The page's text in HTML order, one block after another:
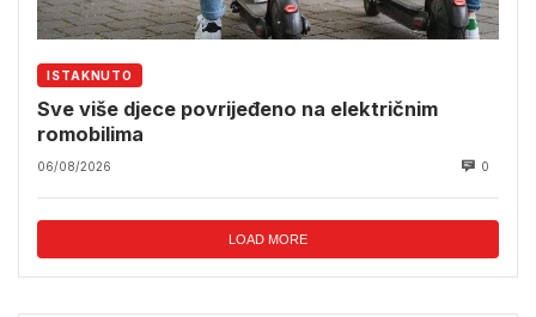
ISTAKNUTO
Sve više djece povrijeđeno na električnim
romobilima
06/08/2026 0
LOAD MORE